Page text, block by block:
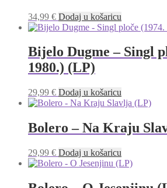
34,99 € Dodaj u košaricu
Bijelo Dugme – Singl
1980.) (LP)
29,99 € Dodaj u košaricu
Bolero – Na Kraju
29,99 € Dodaj u košaricu